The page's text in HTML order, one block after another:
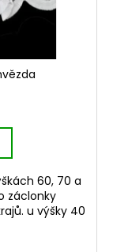
60, 70 a
záclonky
u výšky 40